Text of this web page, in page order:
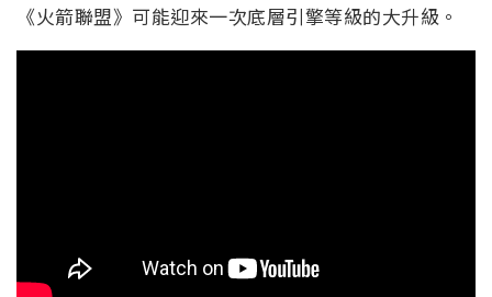
《火箭聯盟》可能迎來一次底層引擎等級的大升級。